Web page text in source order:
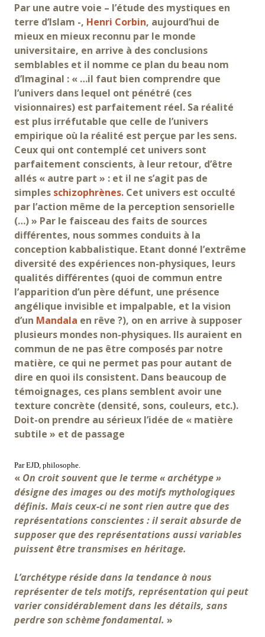
Par une autre voie – l’étude des mystiques en
terre d’Islam -, Henri Corbin, aujourd’hui de
mieux en mieux reconnu par le monde
universitaire, en arrive à des conclusions
semblables et il nomme ce plan du beau nom
d’Imaginal : « …il faut bien comprendre que
l’univers dans lequel ont pénétré (ces
visionnaires) est parfaitement réel. Sa réalité
est plus irréfutable que celle de l’univers
empirique où la réalité est perçue par les sens.
Ceux qui ont contemplé cet univers sont
parfaitement conscients, à leur retour, d’être
allés « autre part » : et il ne s’agit pas de
simples schizophrènes. Cet univers est occulté
par l’action même de la perception sensorielle
(…) » Par le faisceau des faits de sources
différentes, nous sommes conduits à la
conception kabbalistique. Etant donné l’extrême
diversité des expériences non-physiques, leurs
qualités différentes (quoi de commun entre
l’apparition d’un père défunt, une présence
angélique invisible et impalpable, et la vision
d’un Mandala en rêve ?), on en arrive à supposer
plusieurs mondes non-physiques. Ils auraient en
commun de ne pas être composés par notre
matière, ce qui ne permet pas pour autant de
dire en quoi ils consistent. Dans beaucoup de
témoignages, ces plans semblent avoir une
texture concrète (densité, sons, couleurs, etc.).
Doit-on prendre au sérieux l’idée de « matière
subtile » et de passage
Par EJD, philosophe.
« On croit souvent que le terme « archétype »
désigne des images ou des motifs mythologiques
définis. Mais ceux-ci ne sont rien autre que des
représentations conscientes : il serait absurde de
supposer que des représentations aussi variables
puissent être transmises en héritage.
L’archétype réside dans la tendance à nous
représenter de tels motifs, représentation qui peut
varier considérablement dans les détails, sans
perdre son schème fondamental. »